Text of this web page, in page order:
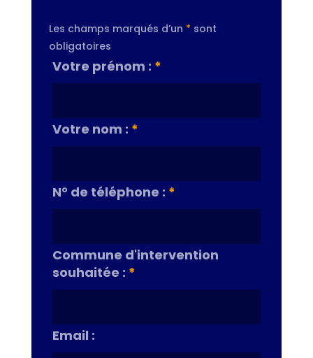
Les champs marqués d’un * sont
obligatoires
Votre prénom : *
Votre nom : *
N° de téléphone : *
Commune d'intervention
souhaitée : *
Email :